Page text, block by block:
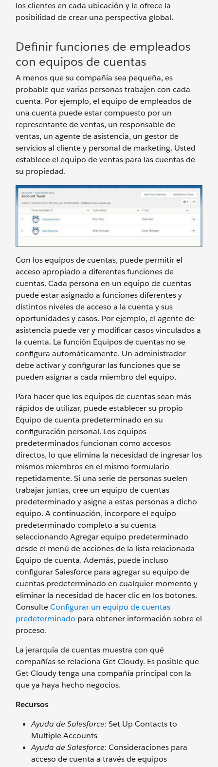
los clientes en cada ubicación y le ofrece la
posibilidad de crear una perspectiva global.
Definir funciones de empleados
con equipos de cuentas
A menos que su compañía sea pequeña, es
probable que varias personas trabajen con cada
cuenta. Por ejemplo, el equipo de empleados de
una cuenta puede estar compuesto por un
representante de ventas, un responsable de
ventas, un agente de asistencia, un gestor de
servicios al cliente y personal de marketing. Usted
establece el equipo de ventas para las cuentas de
su propiedad.
Con los equipos de cuentas, puede permitir el
acceso apropiado a diferentes funciones de
cuentas. Cada persona en un equipo de cuentas
puede estar asignado a funciones diferentes y
distintos niveles de acceso a la cuenta y sus
oportunidades y casos. Por ejemplo, el agente de
asistencia puede ver y modificar casos vinculados a
la cuenta. La función Equipos de cuentas no se
configura automáticamente. Un administrador
debe activar y configurar las funciones que se
pueden asignar a cada miembro del equipo.
Para hacer que los equipos de cuentas sean más
rápidos de utilizar, puede establecer su propio
Equipo de cuenta predeterminado en su
configuración personal. Los equipos
predeterminados funcionan como accesos
directos, lo que elimina la necesidad de ingresar los
mismos miembros en el mismo formulario
repetidamente. Si una serie de personas suelen
trabajar juntas, cree un equipo de cuentas
predeterminado y asigne a estas personas a dicho
equipo. A continuación, incorpore el equipo
predeterminado completo a su cuenta
seleccionando Agregar equipo predeterminado
desde el menú de acciones de la lista relacionada
Equipo de cuenta. Además, puede incluso
configurar Salesforce para agregar su equipo de
cuentas predeterminado en cualquier momento y
eliminar la necesidad de hacer clic en los botones.
ConsulteConfigurar un equipo de cuentas
predeterminado para obtener información sobre el
proceso.
La jerarquía de cuentas muestra con qué
compañías se relaciona Get Cloudy. Es posible que
Get Cloudy tenga una compañía principal con la
que ya haya hecho negocios.
Recursos
Ayuda de Salesforce: Set Up Contacts to
Multiple Accounts
Ayuda de Salesforce: Consideraciones para
acceso de cuenta a través de equipos